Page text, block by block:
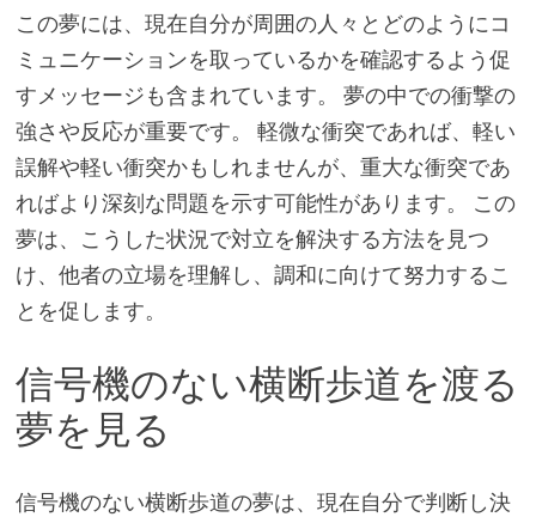
この夢には、現在自分が周囲の人々とどのようにコ
ミュニケーションを取っているかを確認するよう促
すメッセージも含まれています。 夢の中での衝撃の
強さや反応が重要です。 軽微な衝突であれば、軽い
誤解や軽い衝突かもしれませんが、重大な衝突であ
ればより深刻な問題を示す可能性があります。 この
夢は、こうした状況で対立を解決する方法を見つ
け、他者の立場を理解し、調和に向けて努力するこ
とを促します。
信号機のない横断歩道を渡る
夢を見る
信号機のない横断歩道の夢は、現在自分で判断し決